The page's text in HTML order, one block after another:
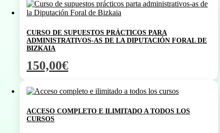
CURSO DE SUPUESTOS PRÁCTICOS PARA
ADMINISTRATIVOS-AS DE LA DIPUTACIÓN FORAL DE
BIZKAIA
150,00€
ACCESO COMPLETO E ILIMITADO A TODOS LOS
CURSOS